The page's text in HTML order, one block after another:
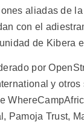
aliadas de
con el
de Kibera
por
y otros
Pamoja Trust,